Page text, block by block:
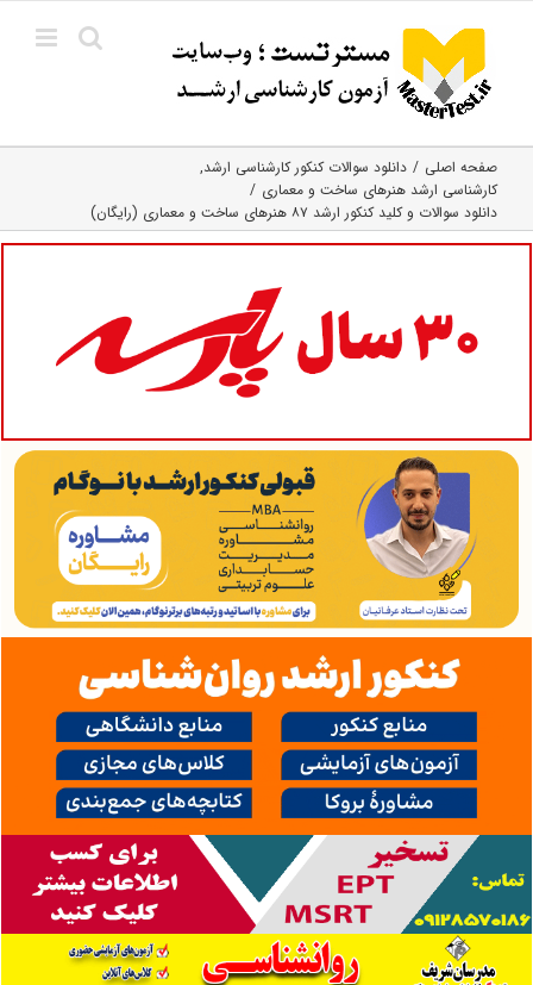
content
صفحه اصلی
دانلود سوالات کنکور کارشناسی ارشد
کارشناسی ارشد هنرهای ساخت و معماری
دانلود سوالات و کلید کنکور ارشد ۸۷ هنرهای ساخت و معماری (رایگان)